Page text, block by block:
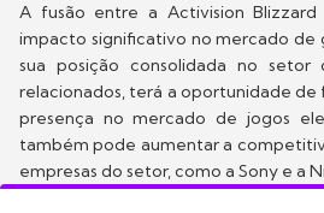
A fusão entre a Activision
impacto significativo no mercado de
sua posição consolidada no setor
relacionados, terá a oportunidade de
presença no mercado de jogos
também pode aumentar a
empresas do setor, como a Sony e a